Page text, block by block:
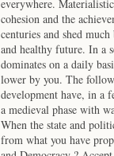
everywhere.
cohesion and the
centuries and shed
and healthy future. In a
dominates on a daily
lower by you. The
development have, in a
a medieval phase with
When the state and
from what you have